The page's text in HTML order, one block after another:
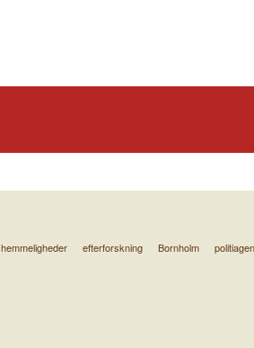
hemmeligheder efterforskning Bornholm